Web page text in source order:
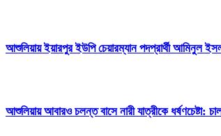
আশুলিয়ায় ইয়ারপুর ইউপি চেয়ারম্যান পদপ্রার্থী আমিনুল
আশুলিয়ায় আবারও চলন্ত বাসে নারী যাত্রীকে ধর্ষণচেষ্টা: